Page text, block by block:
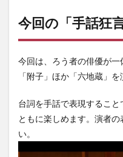
今回の「手話狂
今回は、ろう者の俳優が
「附子」ほか「六地蔵」を
台詞を手話で表現するこ
ともに楽しめます。演者
い。